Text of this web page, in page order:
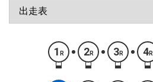
1 R 2R 3R 4R